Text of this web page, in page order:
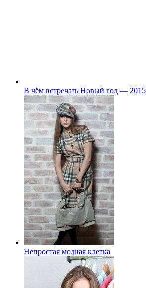
В чём встречать Новый год — 2015
Непростая модная клетка